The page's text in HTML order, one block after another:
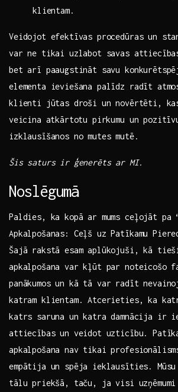
klientam.
Veidojot efektīvas procedūras un
var ne tikai uzlabot savas
bet arī paaugstināt savu
elementa ieviešana palīdz radīt
klienti jūtas droši un novērtēti,
⁣veicina atkārtotu pirkumu un
izklausīšanos no mutes mutē.
Šis saturs ir ģenerēts⁢ ar MI.
Noslēgumā
Paldies, ka kopā ar mums ceļojāt pa
Apkalpošanas: Ceļš uz Patīkamu
Šajā rakstā esam aplūkojuši, kā
apkalpošana var kļūt par noteicošo‌
panākumos un kā tā var radīt
katram klientam. Atcerieties, ka
katrs saruna un ⁤katra damnācija ir
attiecības un veidot ‍uzticību.
apkalpošana nav tikai
empātija un spēja ieklausīties.
tālu priekšā, ​taču,‌ ja visi